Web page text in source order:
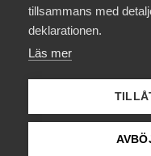
tillsammans med
deklarationen.
Läs mer
Säkerhets­företagen
Tåg­företagen
Kurser &
Remiss
IT&Telekomföretagen
PTS rapport med
affärsmöjligheter med
kanalisation för